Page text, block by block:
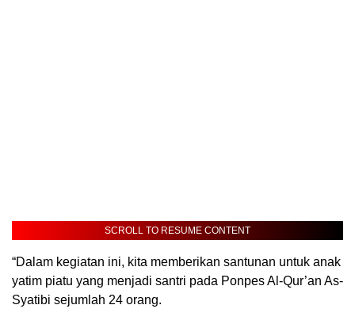
SCROLL TO RESUME CONTENT
“Dalam kegiatan ini, kita memberikan santunan untuk anak
yatim piatu yang menjadi santri pada Ponpes Al-Qur’an As-
Syatibi sejumlah 24 orang.